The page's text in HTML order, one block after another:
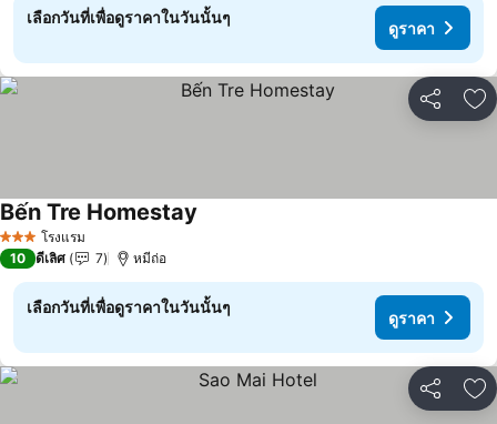
เลือกวันที่เพื่อดูราคาในวันนั้นๆ
ดูราคา
แชร์ เ
3 ดาว โรงแรม
Bến Tre Homestay
10 ดีเลิศ 7 หมีถ่อ
เลือกวันที่เพื่อดูราคาในวันนั้นๆ
ดูราคา
แชร์ เ